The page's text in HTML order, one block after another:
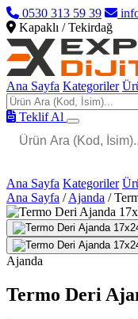
0530 313 59 39
Kapaklı / Tekirdağ
Ana Sayfa Kategoriler
Teklif Al
Ana Sayfa Kategoriler
Ana Sayfa / Ajanda /
Ajanda
Termo Deri